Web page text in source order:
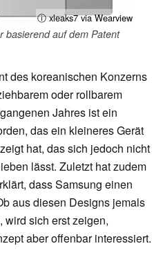
ⓘ xleaks7 via Wearview
basierend auf dem Patent
des koreanischen Konzerns
oder rollbarem
Jahres ist ein
das ein kleineres Gerät
hat, das sich jedoch nicht
lässt. Zuletzt hat zudem
dass Samsung einen
aus diesen Designs jemals
wird sich erst zeigen,
aber offenbar interessiert.